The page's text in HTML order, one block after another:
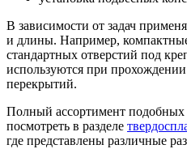
В зависимости от задач
и длины. Например,
стандартных отверстий под
используются при
перекрытий.
Полный ассортимент
посмотреть в разделе
где представлены различные